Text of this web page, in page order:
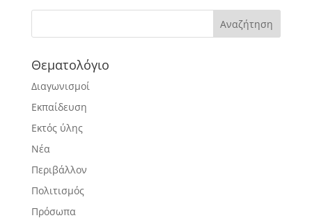
Θεματολόγιο
Διαγωνισμοί
Εκπαίδευση
Εκτός ύλης
Νέα
Περιβάλλον
Πολιτισμός
Πρόσωπα